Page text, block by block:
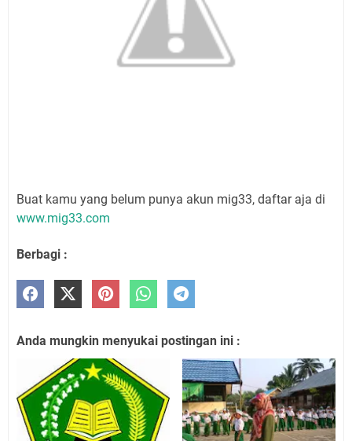
Buat kamu yang belum punya akun mig33, daftar aja di
www.mig33.com
Berbagi :
Anda mungkin menyukai postingan ini :